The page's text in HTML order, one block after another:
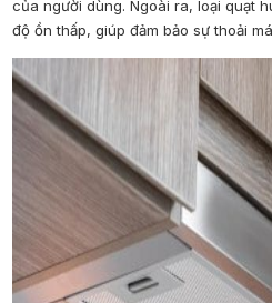
của người dùng. Ngoài ra, loại quạt
độ ồn thấp, giúp đảm bảo sự thoải